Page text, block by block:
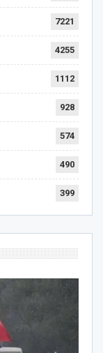
7221
4255
1112
928
574
490
399